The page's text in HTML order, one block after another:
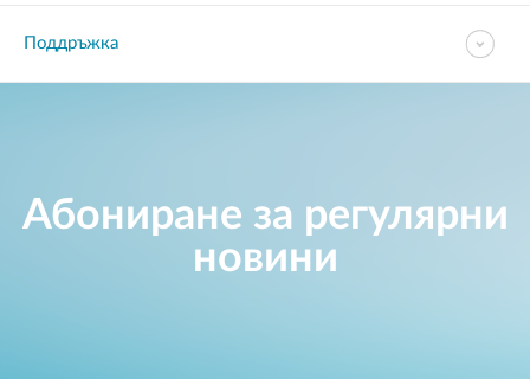
Поддръжка
Абониране за регулярни
новини